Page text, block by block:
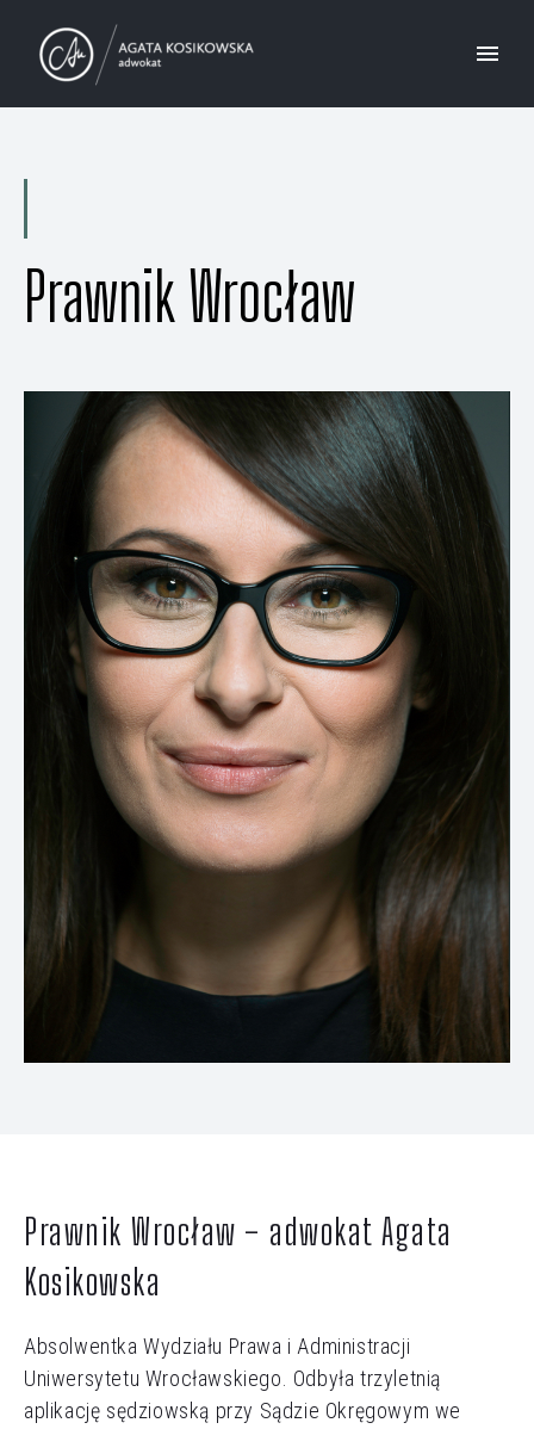
Prawnik Wrocław
Prawnik Wrocław – adwokat Agata
Kosikowska
Absolwentka Wydziału Prawa i Administracji
Uniwersytetu Wrocławskiego. Odbyła trzyletnią
aplikację sędziowską przy Sądzie Okręgowym we